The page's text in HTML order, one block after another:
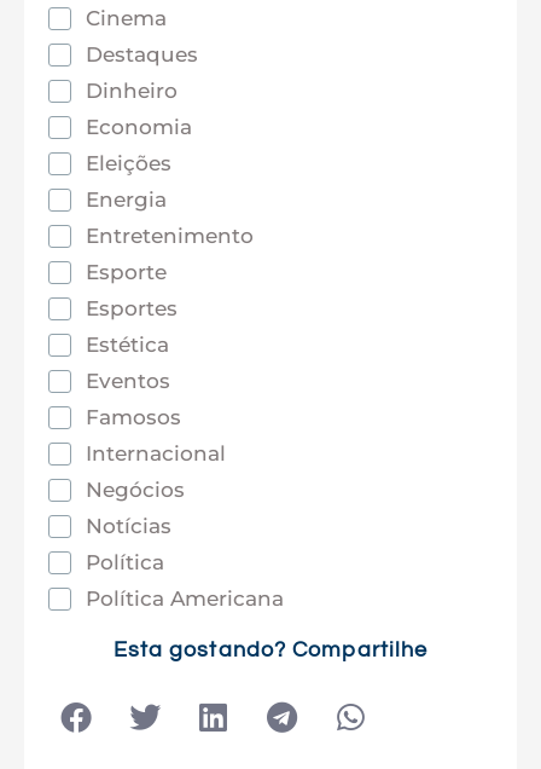
Cinema
Destaques
Dinheiro
Economia
Eleições
Energia
Entretenimento
Esporte
Esportes
Estética
Eventos
Famosos
Internacional
Negócios
Notícias
Política
Política Americana
Tecnologia
Esta gostando? Compartilhe